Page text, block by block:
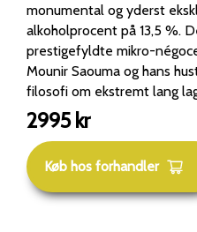
monumental og yderst
alkoholprocent på 13,5 %. Denne vin er skabt af det
prestigefyldte mikro-
Mounir Saouma og hans
filosofi om ekstremt lang
skabe maksimal dybde. Druesort og terroir: 100 %
Chardonnay. Druerne kommer fra den berømte mark
"Les Cras", der ligger på
Meursault. Jordbunden her er præget af et meget tyndt
lag jord direkte over hård
2995kr
Køb hos forhandler